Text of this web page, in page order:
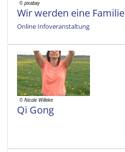
Wir werden eine Familie
Online Infoveranstaltung
Qi Gong